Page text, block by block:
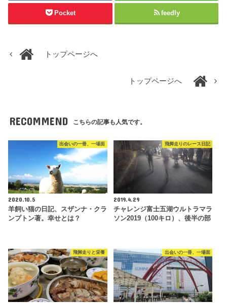
Pocket feedly
トップページへ
トップページへ
RECOMMEND こちらの記事も人気です。
出会いの一冊、一場面
2020.10.5
羊飼い猫の日記、スザンナ・クラ
ンプトン著。幸せとは？
飛脚走りのレース日記
2019.4.29
チャレンジ富士五湖ウルトラマラ
ソン2019（100キロ）、後半の部
飛脚走りと栄養 出会いの一冊、一場面